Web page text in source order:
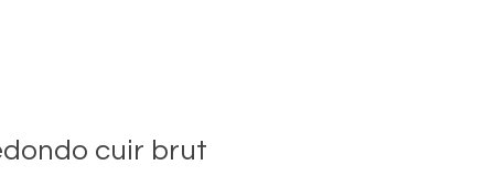
cuir brut